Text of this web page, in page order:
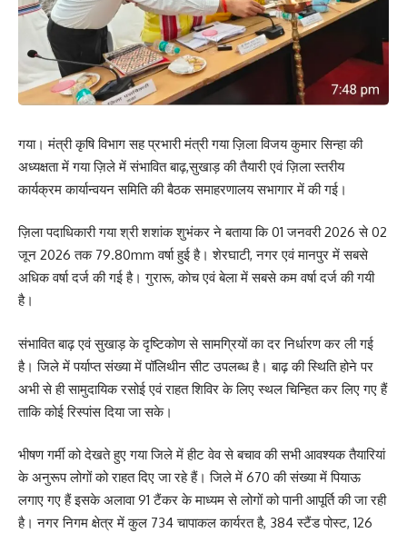
गया। मंत्री कृषि विभाग सह प्रभारी मंत्री गया ज़िला विजय कुमार सिन्हा की
अध्यक्षता में गया ज़िले में संभावित बाढ़,सुखाड़ की तैयारी एवं ज़िला स्तरीय
कार्यक्रम कार्यान्वयन समिति की बैठक समाहरणालय सभागार में की गई।
ज़िला पदाधिकारी गया श्री शशांक शुभंकर ने बताया कि 01 जनवरी 2026 से 02
जून 2026 तक 79.80mm वर्षा हुई है। शेरघाटी, नगर एवं मानपुर में सबसे
अधिक वर्षा दर्ज की गई है। गुरारू, कोच एवं बेला में सबसे कम वर्षा दर्ज की गयी
है।
संभावित बाढ़ एवं सुखाड़ के दृष्टिकोण से सामग्रियों का दर निर्धारण कर ली गई
है। जिले में पर्याप्त संख्या में पॉलिथीन सीट उपलब्ध है। बाढ़ की स्थिति होने पर
अभी से ही सामुदायिक रसोई एवं राहत शिविर के लिए स्थल चिन्हित कर लिए गए हैं
ताकि कोई रिस्पांस दिया जा सके।
भीषण गर्मी को देखते हुए गया जिले में हीट वेव से बचाव की सभी आवश्यक तैयारियां
के अनुरूप लोगों को राहत दिए जा रहे हैं। जिले में 670 की संख्या में पियाऊ
लगाए गए हैं इसके अलावा 91 टैंकर के माध्यम से लोगों को पानी आपूर्ति की जा रही
है। नगर निगम क्षेत्र में कुल 734 चापाकल कार्यरत है, 384 स्टैंड पोस्ट, 126